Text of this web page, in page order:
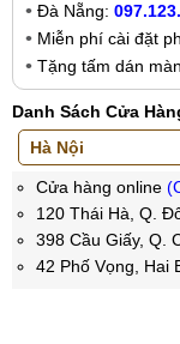
Đà Nẵng:
Miễn phí cài đặt
Tặng tấm dán
Danh Sách Cửa
Cửa hàng online
120 Thái Hà, Q.
398 Cầu Giấy, Q.
42 Phố Vọng, Hai